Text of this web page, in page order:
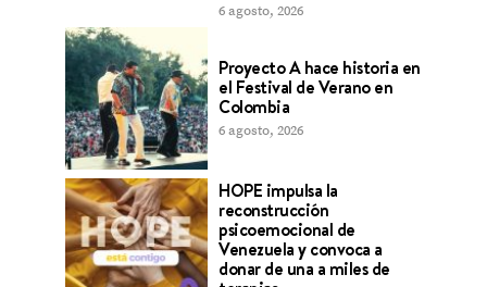
6 agosto, 2026
Proyecto A hace historia en
el Festival de Verano en
Colombia
6 agosto, 2026
HOPE impulsa la
reconstrucción
psicoemocional de
Venezuela y convoca a
donar de una a miles de